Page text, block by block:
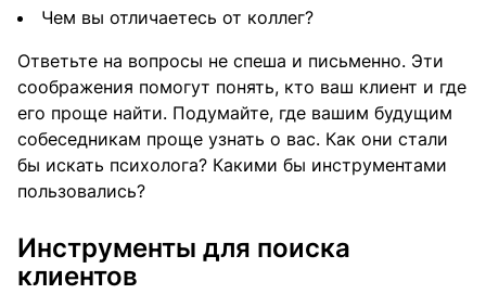
Чем вы отличаетесь от коллег?
Ответьте на вопросы не спеша и письменно. Эти
соображения помогут понять, кто ваш клиент и где
его проще найти. Подумайте, где вашим будущим
собеседникам проще узнать о вас. Как они стали
бы искать психолога? Какими бы инструментами
пользовались?
Инструменты для поиска
клиентов